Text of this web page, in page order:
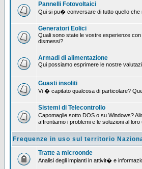
Pannelli Fotovoltaici
Qui si pu� conversare di tutto quello che
Generatori Eolici
Quali sono state le vostre esperienze
dismessi?
Armadi di alimentazione
Qui possiamo esprimere le nostre
Guasti insoliti
Vi � capitato qualcosa di particolare?
Sistemi di Telecontrollo
Capomaglie sotto DOS o su Windows?
affrontiamo i problemi e le soluzioni al loro
Frequenze in uso sul territorio
Tratte a microonde
Analisi degli impianti in attivit� e